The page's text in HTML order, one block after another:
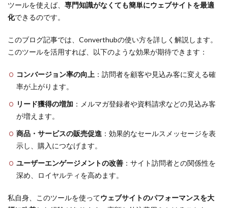
ツールを使えば、 専門知識がなくても簡単にウェブサイトを最適
化できるのです。
このブログ記事では、Converthubの使い方を詳しく解説します。
このツールを活用すれば、以下のような効果が期待できます：
コンバージョン率の向上 ：訪問者を顧客や見込み客に変える確
率が上がります。
リード獲得の増加 ：メルマガ登録者や資料請求などの見込み客
が増えます。
商品・サービスの販売促進 ：効果的なセールスメッセージを表
示し、購入につなげます。
ユーザーエンゲージメントの改善 ：サイト訪問者との関係性を
深め、ロイヤルティを高めます。
私自身、このツールを使ってウェブサイトのパフォーマンスを大